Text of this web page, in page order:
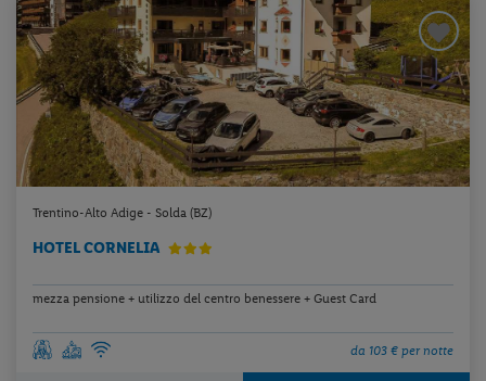
Trentino-Alto Adige - Solda (BZ)
HOTEL CORNELIA
mezza pensione + utilizzo del centro benessere + Guest Card
da 103 € per notte